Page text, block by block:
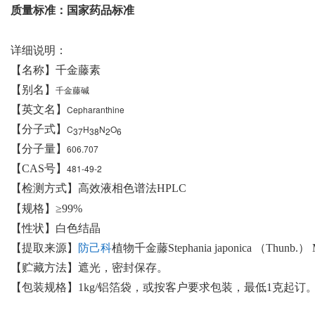
质量标准：国家药品标准
详细说明：
【名称】千金藤素
【别名】 千金藤碱
【英文名】 Cepharanthine
【分子式】 C37H38N2O6
【分子量】 606.707
【CAS号】 481-49-2
【检测方式】高效液相色谱法HPLC
【规格】≥99%
【性状】白色结晶
【提取来源】
防己科植物千金藤Stephania japonica （Thunb.）
【贮藏方法】遮光，密封保存。
【包装规格】1kg/铝箔袋，或按客户要求包装，最低1克起订。